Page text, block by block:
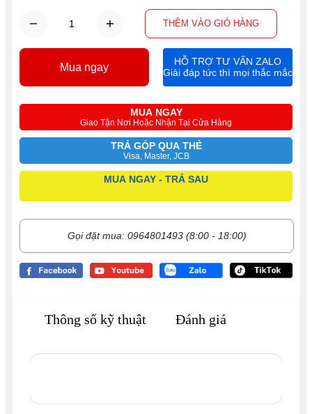
THÊM VÀO GIỎ HÀNG
MUA NGAY
Giao Tận Nơi Hoặc Nhận Tại Cửa Hàng
TRẢ GÓP QUA THẺ
Visa, Master, JCB
MUA NGAY - TRẢ SAU
Gọi đặt mua: 0964801493 (8:00 - 18:00)
Mua ngay
HỖ TRỢ TƯ VẤN ZALO
Giải đáp tức thì mọi thắc mắc
Thông số kỹ thuật Đánh giá